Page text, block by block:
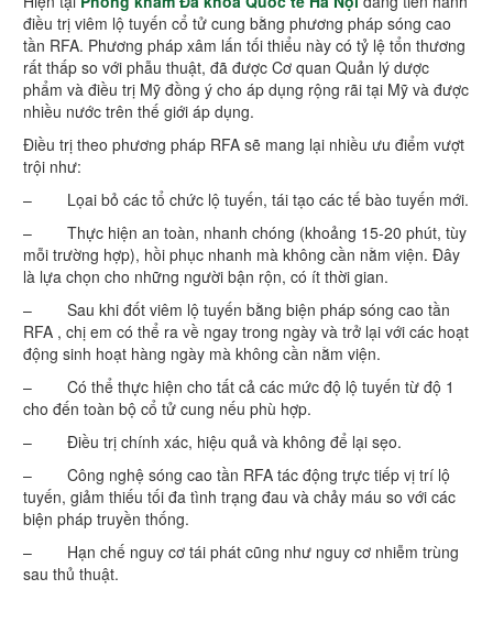
điều trị viêm lộ tuyến cổ tử cung bằng phương pháp sóng cao
tần RFA. Phương pháp xâm lấn tối thiểu này có tỷ lệ tổn thương
rất thấp so với phẫu thuật, đã được Cơ quan Quản lý dược
phẩm và điều trị Mỹ đồng ý cho áp dụng rộng rãi tại Mỹ và được
nhiều nước trên thế giới áp dụng.
Điều trị theo phương pháp RFA sẽ mang lại nhiều ưu điểm vượt
trội như:
– Lọai bỏ các tổ chức lộ tuyến, tái tạo các tế bào tuyến mới.
– Thực hiện an toàn, nhanh chóng (khoảng 15-20 phút, tùy
mỗi trường hợp), hồi phục nhanh mà không cần nằm viện. Đây
là lựa chọn cho những người bận rộn, có ít thời gian.
– Sau khi đốt viêm lộ tuyến bằng biện pháp sóng cao tần
RFA , chị em có thể ra về ngay trong ngày và trở lại với các hoạt
động sinh hoạt hàng ngày mà không cần nằm viện.
– Có thể thực hiện cho tất cả các mức độ lộ tuyến từ độ 1
cho đến toàn bộ cổ tử cung nếu phù hợp.
– Điều trị chính xác, hiệu quả và không để lại sẹo.
– Công nghệ sóng cao tần RFA tác động trực tiếp vị trí lộ
tuyến, giảm thiếu tối đa tình trạng đau và chảy máu so với các
biện pháp truyền thống.
– Hạn chế nguy cơ tái phát cũng như nguy cơ nhiễm trùng
sau thủ thuật.